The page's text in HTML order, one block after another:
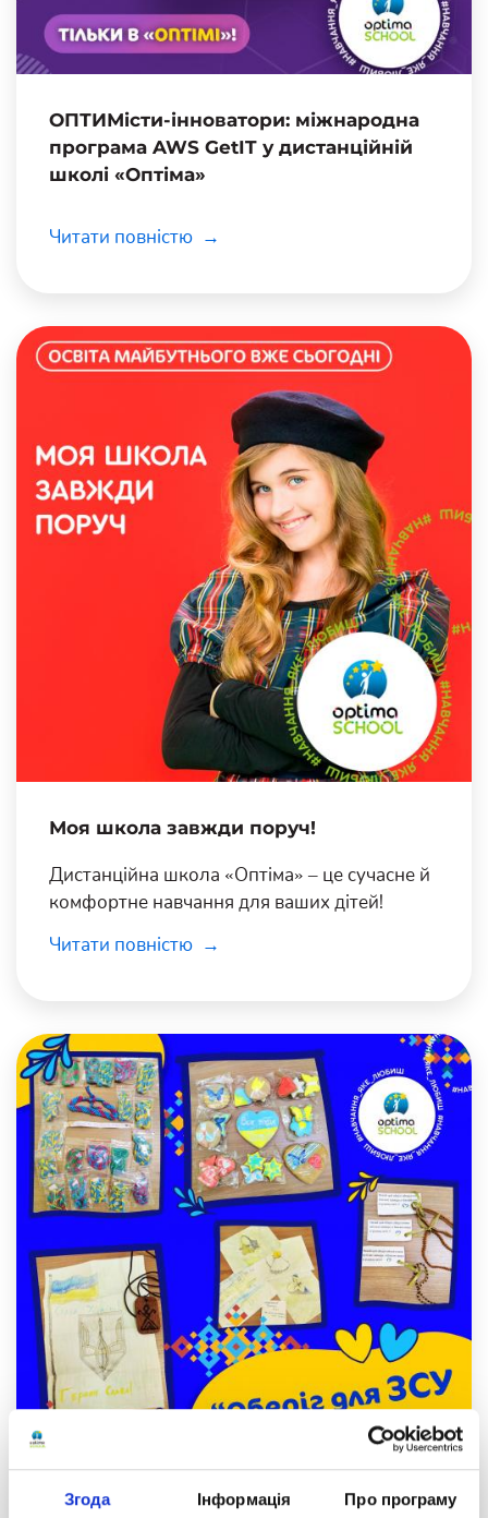
Згода Інформація Про програму
ОПТИМісти-інноватори: міжнародна
програма AWS GetIT у дистанційній
школі «Оптіма»
Читати повністю
Моя школа завжди поруч!
Дистанційна школа «Оптіма» – це сучасне й
комфортне навчання для ваших дітей!
Читати повністю